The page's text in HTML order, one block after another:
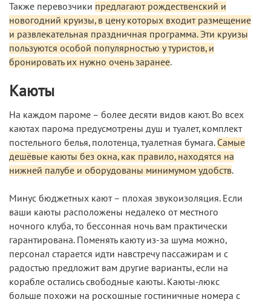
Также перевозчики предлагают рождественский и
новогодний круизы, в цену которых входит размещение
и развлекательная праздничная программа. Эти круизы
пользуются особой популярностью у туристов, и
бронировать их нужно очень заранее.
Каюты
На каждом пароме – более десяти видов кают. Во всех
каютах парома предусмотрены душ и туалет, комплект
постельного белья, полотенца, туалетная бумага. Самые
дешёвые каюты без окна, как правило, находятся на
нижней палубе и оборудованы минимумом удобств.
Минус бюджетных кают – плохая звукоизоляция. Если
ваши каюты расположены недалеко от местного
ночного клуба, то бессонная ночь вам практически
гарантирована. Поменять каюту из-за шума можно,
персонал старается идти навстречу пассажирам и с
радостью предложит вам другие варианты, если на
корабле остались свободные каюты. Каюты-люкс
больше похожи на роскошные гостиничные номера с